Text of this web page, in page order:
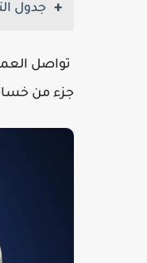
جدول
جزء من